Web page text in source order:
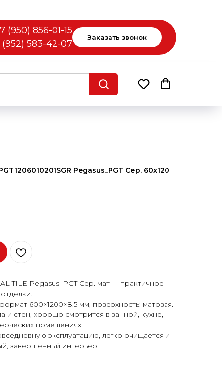
(950) 856-01-15
(952) 583-42-07
Заказать звонок
Pegasus_PGT Сер. 60x120
TILE Pegasus_PGT Сер. мат — практичное
600×1200×8.5 мм, поверхность: матовая.
и стен, хорошо смотрится в ванной, кухне,
помещениях.
эксплуатацию, легко очищается и
завершённый интерьер.